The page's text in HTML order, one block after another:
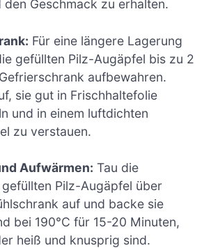
den Geschmack zu erhalten.
Für eine längere Lagerung
gefüllten Pilz-Augäpfel bis zu 2
aufbewahren.
sie gut in Frischhaltefolie
und in einem luftdichten
zu verstauen.
Aufwärmen: Tau die
Pilz-Augäpfel über
auf und backe sie
bei 190°C für 15-20 Minuten,
heiß und knusprig sind.